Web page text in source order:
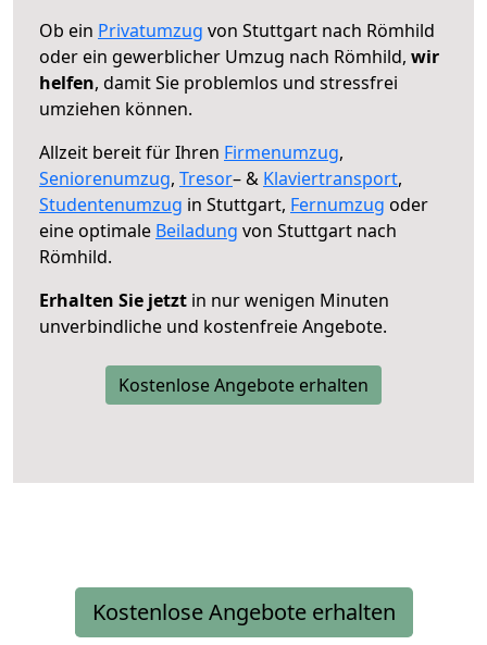
Ob ein Privatumzug von Stuttgart nach Römhild
oder ein gewerblicher Umzug nach Römhild, wir
helfen, damit Sie problemlos und stressfrei
umziehen können.
Allzeit bereit für Ihren Firmenumzug,
Seniorenumzug, Tresor– & Klaviertransport,
Studentenumzug in Stuttgart, Fernumzug oder
eine optimale Beiladung von Stuttgart nach
Römhild.
Erhalten Sie jetzt in nur wenigen Minuten
unverbindliche und kostenfreie Angebote.
Kostenlose Angebote erhalten
Kostenlose Angebote erhalten